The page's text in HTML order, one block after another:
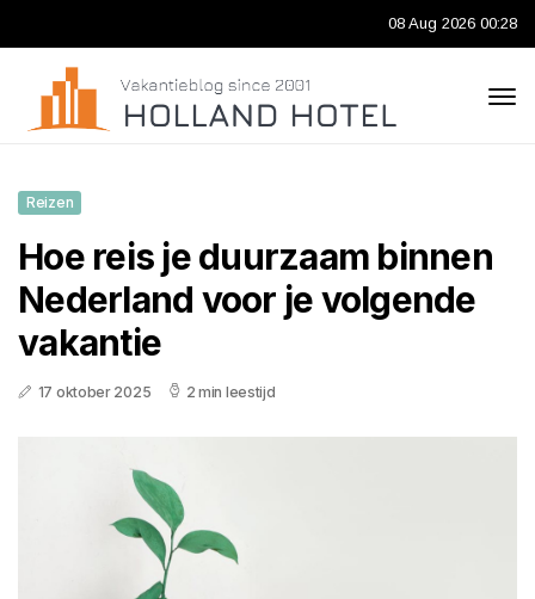
08 Aug 2026 00:28
Reizen
Hoe reis je duurzaam binnen
Nederland voor je volgende
vakantie
17 oktober 2025 2 min leestijd